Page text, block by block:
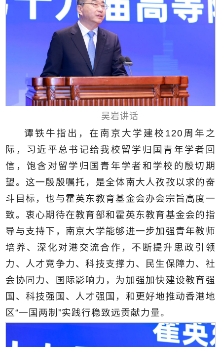
吴岩讲话
谭铁牛指出，在南京大学建校120周年之
际，习近平总书记给我校留学归国青年学者回
信，饱含对留学归国青年学者和学校的殷切期
望。这一殷殷嘱托，是全体南大人孜孜以求的奋
斗目标，也与霍英东教育基金会办会宗旨高度一
致。衷心期待在教育部和霍英东教育基金会的指
导与支持下，南京大学能够进一步加强青年教师
培养、深化对港交流合作，不断提升思政引领
力、人才竞争力、科技支撑力、民生保障力、社
会协同力、国际影响力，为加强加快建设教育强
国、科技强国、人才强国，和更好地推动香港地
区“一国两制”实践行稳致远贡献力量。